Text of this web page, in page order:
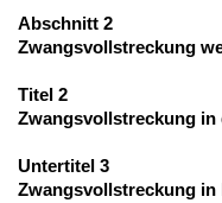
Abschnitt 2
Zwangsvollstreckung
Titel 2
Zwangsvollstreckung in
Untertitel 3
Zwangsvollstreckung in